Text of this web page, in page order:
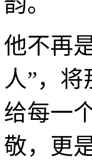
他不再
人”，
给每一
敬，更